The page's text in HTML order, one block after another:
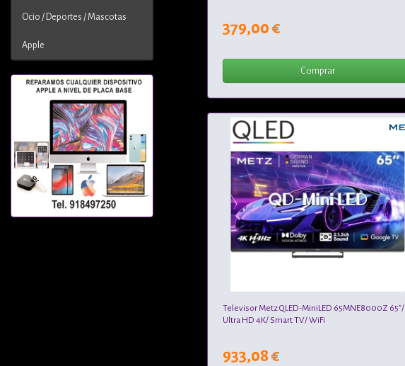
Ocio / Deportes / Mascotas
Apple
379,00 €
Comprar
Televisor Metz QLED-MiniLED 65MNE8000Z 65"/
Ultra HD 4K/ Smart TV/ WiFi
933,08 €